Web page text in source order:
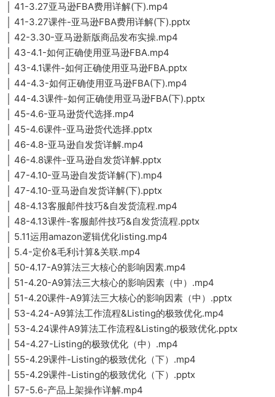
│ 41-3.27亚马逊FBA费用详解(下).mp4
│ 41-3.27课件-亚马逊FBA费用详解(下).pptx
│ 42-3.30-亚马逊新版商品发布实操.mp4
│ 43-4.1-如何正确使用亚马逊FBA.mp4
│ 43-4.1课件-如何正确使用亚马逊FBA.pptx
│ 44-4.3-如何正确使用亚马逊FBA(下).mp4
│ 44-4.3课件-如何正确使用亚马逊FBA(下).pptx
│ 45-4.6-亚马逊货代选择.mp4
│ 45-4.6课件-亚马逊货代选择.pptx
│ 46-4.8-亚马逊自发货详解.mp4
│ 46-4.8课件-亚马逊自发货详解.pptx
│ 47-4.10-亚马逊自发货详解(下).mp4
│ 47-4.10-亚马逊自发货详解(下).pptx
│ 48-4.13客服邮件技巧&自发货流程.mp4
│ 48-4.13课件-客服邮件技巧&自发货流程.pptx
│ 5.11运用amazon逻辑优化listing.mp4
│ 5.4-定价&毛利计算&关联.mp4
│ 50-4.17-A9算法三大核心的影响因素.mp4
│ 51-4.20-A9算法三大核心的影响因素（中）.mp4
│ 51-4.20课件-A9算法三大核心的影响因素（中）.pptx
│ 53-4.24-A9算法工作流程&Listing的极致优化.mp4
│ 53-4.24课件A9算法工作流程&Listing的极致优化.pptx
│ 54-4.27-Listing的极致优化（中）.mp4
│ 55-4.29课件-Listing的极致优化（下）.mp4
│ 55-4.29课件-Listing的极致优化（下）.pptx
│ 57-5.6-产品上架操作详解.mp4